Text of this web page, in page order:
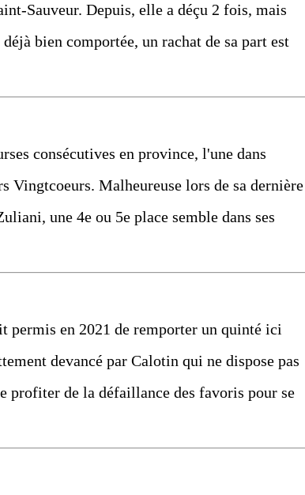
Sauveur. Depuis, elle a déçu 2 fois, mais
bien comportée, un rachat de sa part est
consécutives en province, l'une dans
Vingtcoeurs. Malheureuse lors de sa dernière
une 4e ou 5e place semble dans ses
permis en 2021 de remporter un quinté ici
devancé par Calotin qui ne dispose pas
profiter de la défaillance des favoris pour se